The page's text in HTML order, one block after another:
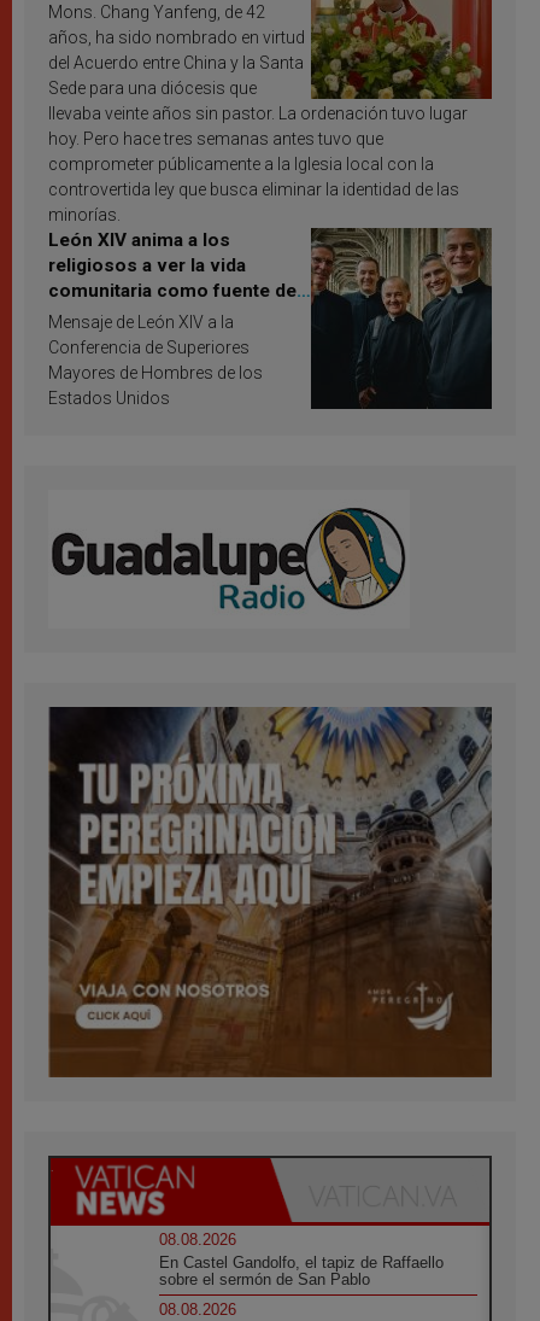
Mons. Chang Yanfeng, de 42
años, ha sido nombrado en virtud
del Acuerdo entre China y la Santa
Sede para una diócesis que
llevaba veinte años sin pastor. La ordenación tuvo lugar
hoy. Pero hace tres semanas antes tuvo que
comprometer públicamente a la Iglesia local con la
controvertida ley que busca eliminar la identidad de las
minorías.
León XIV anima a los
religiosos a ver la vida
comunitaria como fuente de
inspiración y santificación
Mensaje de León XIV a la
Conferencia de Superiores
Mayores de Hombres de los
Estados Unidos
08.08.2026
En Castel Gandolfo, el tapiz de Raffaello
sobre el sermón de San Pablo
08.08.2026